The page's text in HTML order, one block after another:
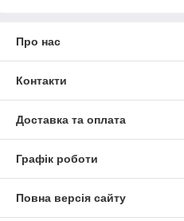
Про нас
Контакти
Доставка та оплата
Графік роботи
Повна версія сайту